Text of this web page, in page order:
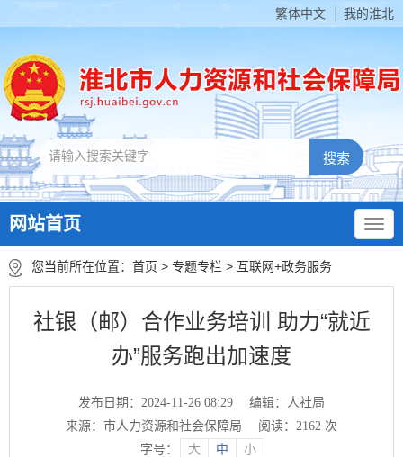
繁体中文 我的淮北
网站首页
您当前所在位置： 首页 > 专题专栏 > 互联网+政务服务
社银（邮）合作业务培训 助力“就近
办”服务跑出加速度
发布日期：2024-11-26 08:29
编辑：人社局
来源：市人力资源和社会保障局
阅读： 2162 次
字号：
大 中 小